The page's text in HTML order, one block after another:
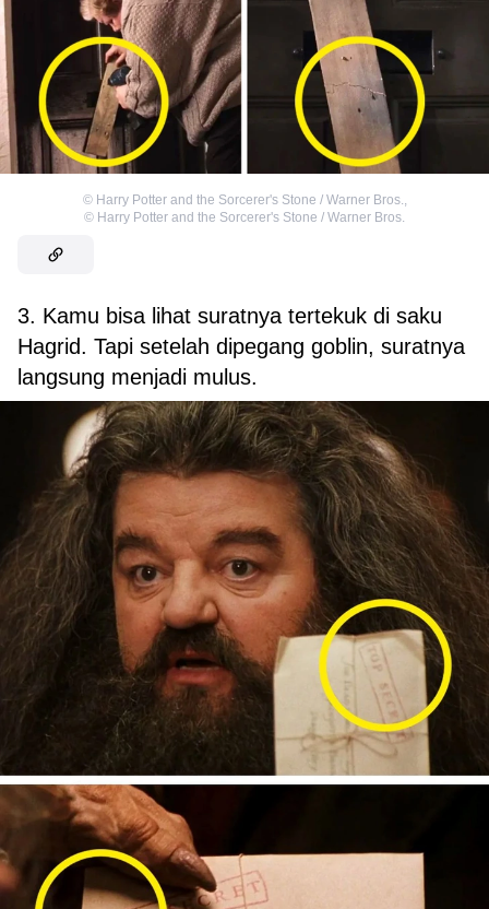
© Harry Potter and the Sorcerer's Stone / Warner Bros.
© Harry Potter and the Sorcerer's Stone / Warner Bros.
3. Kamu bisa lihat suratnya tertekuk di saku
Hagrid. Tapi setelah dipegang goblin, suratnya
langsung menjadi mulus.